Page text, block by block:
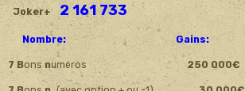
Joker+ 2 161 733
Nombre: Gains:
7 Bonsnuméros 250 000€